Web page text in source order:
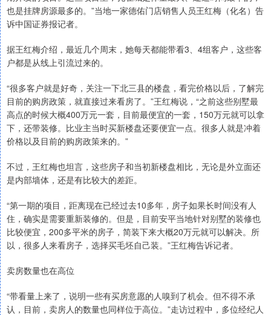
也是挂牌房源最多的。”当地一家德佑门店销售人员王红梅（化名）告
诉中国证券报记者。
据王红梅介绍，最近几个周末，她每天都能带看3、4组客户，这些客
户都是从线上引流过来的。
“很多客户就是好奇，关注一下北三县的楼盘，看完价格以后，了解完
目前的购房政策，就直接过来看房了。”王红梅说，“之前这些别墅最
高点的时候大概400万元一套，目前最便宜的一套，150万元就可以拿
下，还带装修。比业主当时买新楼盘还要便宜一点。很多人就是冲着
价格以及目前的购房政策来的。”
不过，王红梅也坦言，这些房子和当初新楼盘相比，无论是外立面还
是内部墙体，还是有比较大的差距。
“第一期的项目，距离现在已经过去10多年，房子如果长时间没有人
住，确实是需要重新装修的。但是，目前安平当地针对别墅的装修也
比较便宜，200多平米的房子，简装下来大概20万元就可以解决。所
以，很多人来看房子，选择买毛坯自己装。”王红梅告诉记者。
卖房数量也在高位
“带看量上来了，说明一些有买房意愿的人嗅到了机会。但不得不承
认，目前，卖房人的数量也同样位于高位。”走访过程中，多位经纪人